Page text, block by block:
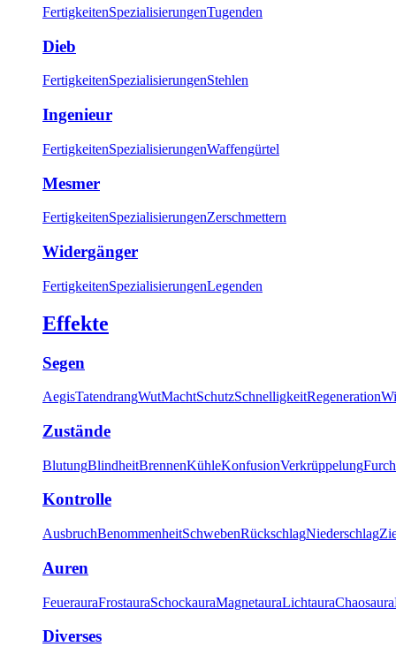
FertigkeitenSpezialisierungenTugenden
Dieb
FertigkeitenSpezialisierungenStehlen
Ingenieur
FertigkeitenSpezialisierungenWaffengürtel
Mesmer
FertigkeitenSpezialisierungenZerschmettern
Widergänger
FertigkeitenSpezialisierungenLegenden
Effekte
Segen
AegisTatendrangWutMachtSchutzSchnelligkeitRegeneration
Zustände
BlutungBlindheitBrennenKühleKonfusionVerkrüppelung
Kontrolle
AusbruchBenommenheitSchwebenRückschlagNiederschlag
Auren
FeuerauraFrostauraSchockauraMagnetauraLichtauraChaosaura
Diverses